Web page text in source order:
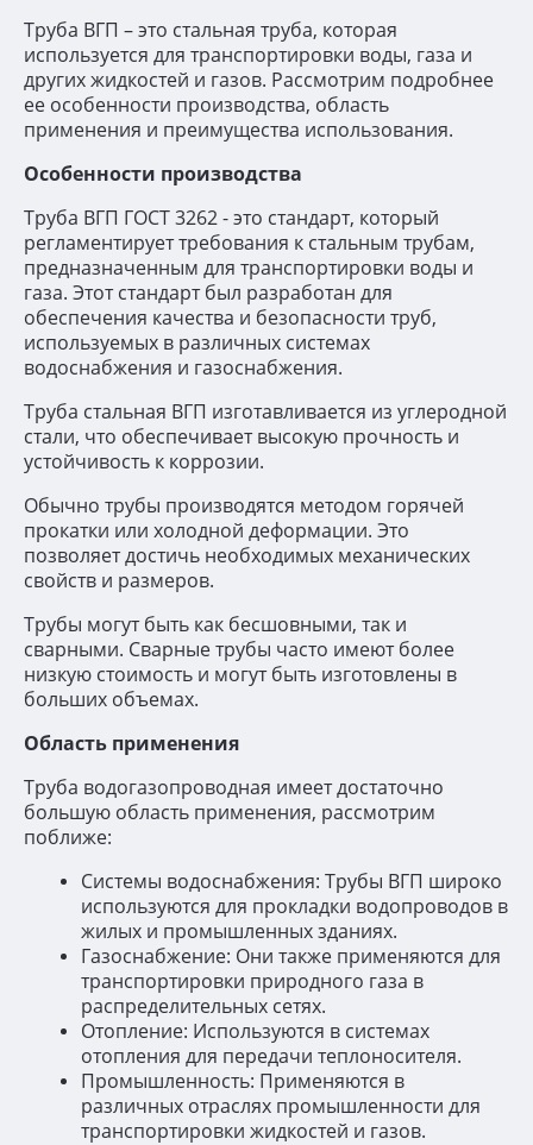
Труба ВГП – это стальная труба, которая
используется для транспортировки воды, газа и
других жидкостей и газов. Рассмотрим подробнее
ее особенности производства, область
применения и преимущества использования.
Особенности производства
Труба ВГП ГОСТ 3262 - это стандарт, который
регламентирует требования к стальным трубам,
предназначенным для транспортировки воды и
газа. Этот стандарт был разработан для
обеспечения качества и безопасности труб,
используемых в различных системах
водоснабжения и газоснабжения.
Труба стальная ВГП изготавливается из углеродной
стали, что обеспечивает высокую прочность и
устойчивость к коррозии.
Обычно трубы производятся методом горячей
прокатки или холодной деформации. Это
позволяет достичь необходимых механических
свойств и размеров.
Трубы могут быть как бесшовными, так и
сварными. Сварные трубы часто имеют более
низкую стоимость и могут быть изготовлены в
больших объемах.
Область применения
Труба водогазопроводная имеет достаточно
большую область применения, рассмотрим
поближе:
Системы водоснабжения: Трубы ВГП широко
используются для прокладки водопроводов в
жилых и промышленных зданиях.
Газоснабжение: Они также применяются для
транспортировки природного газа в
распределительных сетях.
Отопление: Используются в системах
отопления для передачи теплоносителя.
Промышленность: Применяются в
различных отраслях промышленности для
транспортировки жидкостей и газов.